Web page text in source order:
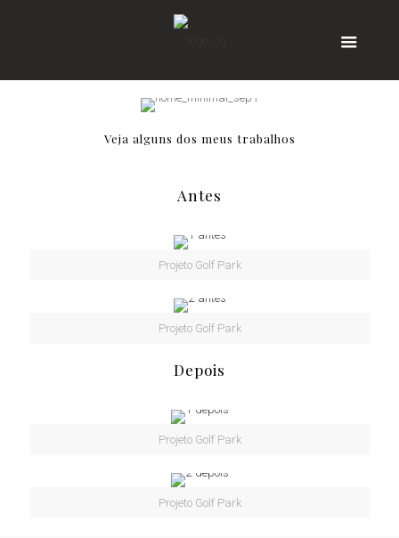
Veja alguns dos meus trabalhos
Antes
Projeto Golf Park
Projeto Golf Park
Depois
Projeto Golf Park
Projeto Golf Park